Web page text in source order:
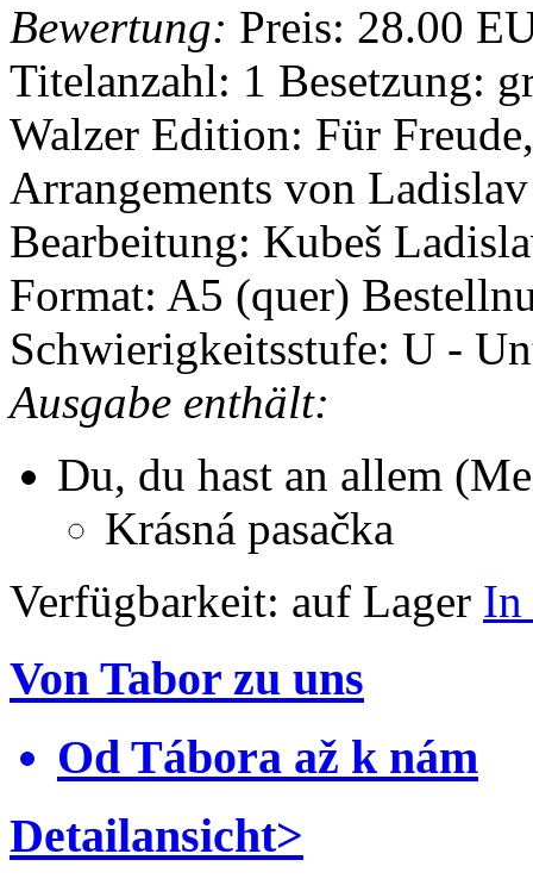
Bewertung: Preis: 28.00
Titelanzahl: 1 Besetzung:
Walzer Edition: Für
Arrangements von
Bearbeitung: Kubeš
Format: A5 (quer)
Schwierigkeitsstufe: U -
Ausgabe enthält:
Du, du hast an allem
Krásná pasačka
Verfügbarkeit: auf Lager In
Von Tabor zu uns
Od Tábora až k nám
Detailansicht>